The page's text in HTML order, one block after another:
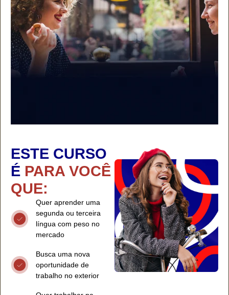
ESTE CURSO
É PARA VOCÊ
QUE:
Quer aprender uma
segunda ou terceira
língua com peso no
mercado
Busca uma nova
oportunidade de
trabalho no exterior